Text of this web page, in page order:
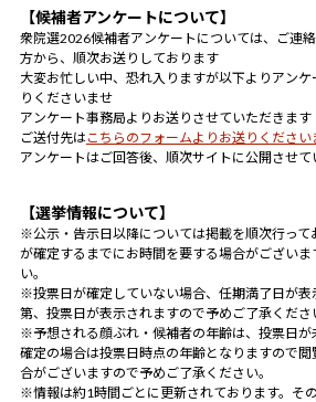
【候補者アンケートについて】
衆院選2026候補者アンケートについては、ご連
方から、順次お送りしております
大変お忙しい中、恐れ入りますが以下よりアン
りくださいませ
アンケート事務局よりお送りさせていただきます
ご送付先はこちらのフォームよりお送りください
アンケートはご回答後、順次サイトに公開させて
【選挙情報について】
※公示・告示日以降については掲載を順次行って
が確定するまでにお時間を要する場合がございま
い。
※投票日が確定していない場合、任期満了日が表
第、投票日が表示されますので予めご了承くださ
※予想される顔ぶれ・候補者の年齢は、投票日が
確定の場合は投票日時点の年齢となりますので
合がございますので予めご了承ください。
※情報は約1時間ごとに更新されております。そ